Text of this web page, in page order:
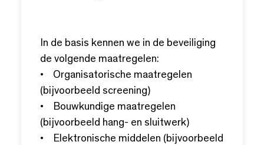
In de basis kennen we in de beveiliging
de volgende maatregelen:
• Organisatorische maatregelen
(bijvoorbeeld screening)
• Bouwkundige maatregelen
(bijvoorbeeld hang- en sluitwerk)
• Elektronische middelen (bijvoorbeeld